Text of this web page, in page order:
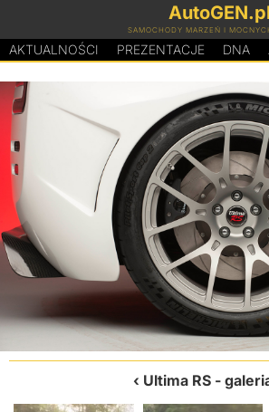
SAMOCHODY MARZEŃ I
AKTUALNOŚCI PREZENTACJE DNA
Ultima RS -